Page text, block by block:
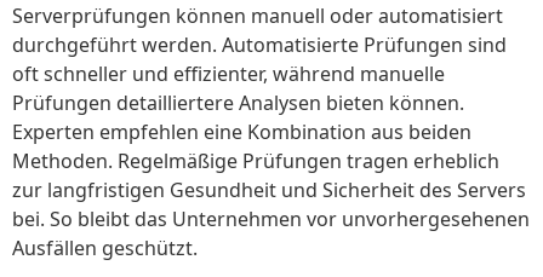
Serverprüfungen können manuell oder automatisiert
durchgeführt werden. Automatisierte Prüfungen sind
oft schneller und effizienter, während manuelle
Prüfungen detailliertere Analysen bieten können.
Experten empfehlen eine Kombination aus beiden
Methoden. Regelmäßige Prüfungen tragen erheblich
zur langfristigen Gesundheit und Sicherheit des Servers
bei. So bleibt das Unternehmen vor unvorhergesehenen
Ausfällen geschützt.